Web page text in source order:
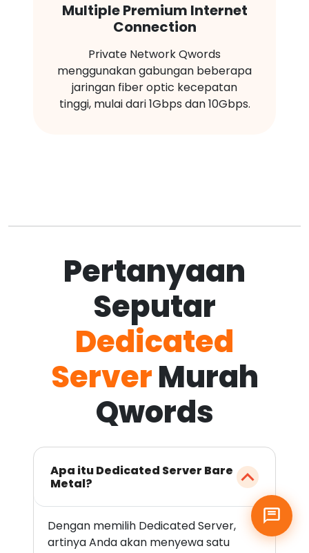
Multiple Premium Internet
Connection
Private Network Qwords
menggunakan gabungan beberapa
jaringan fiber optic kecepatan
tinggi, mulai dari 1Gbps dan 10Gbps.
Pertanyaan
Seputar
Dedicated
ServerMurah
Qwords
Apa itu Dedicated Server Bare
Metal?
Dengan memilih Dedicated Server,
artinya Anda akan menyewa satu